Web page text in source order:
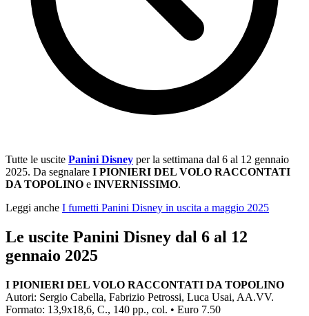
Tutte le uscite Panini Disney per la settimana dal 6 al 12 gennaio
2025. Da segnalare I PIONIERI DEL VOLO RACCONTATI
DA TOPOLINO e INVERNISSIMO.
Leggi anche I fumetti Panini Disney in uscita a maggio 2025
Le uscite Panini Disney dal 6 al 12
gennaio 2025
I PIONIERI DEL VOLO RACCONTATI DA TOPOLINO
Autori: Sergio Cabella, Fabrizio Petrossi, Luca Usai, AA.VV.
Formato: 13,9x18,6, C., 140 pp., col. • Euro 7.50